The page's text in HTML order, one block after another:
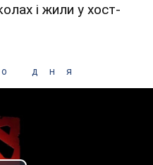
і жили у хост-
дня